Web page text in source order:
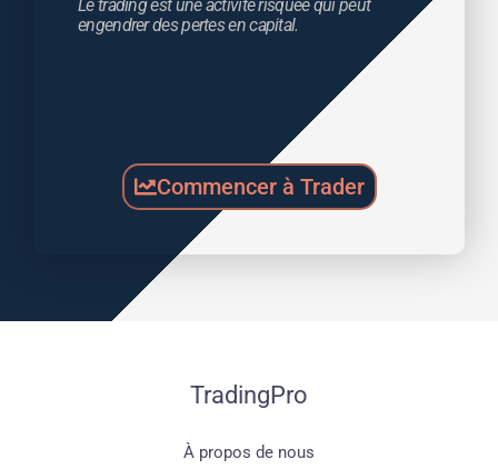
Le trading est une activité risquée qui peut
engendrer des pertes en capital.
Commencer à Trader
TradingPro
À propos de nous